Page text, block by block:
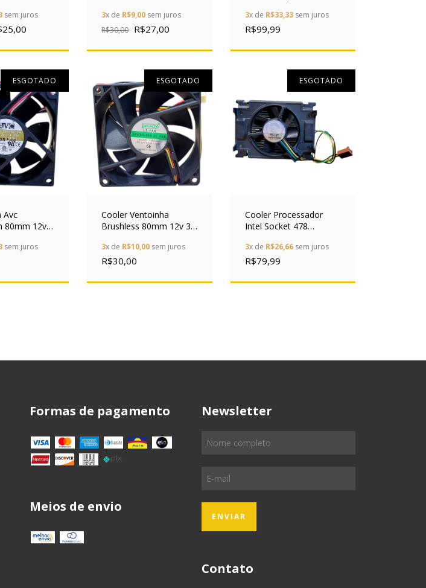
sem juros
3x de R$9,00 sem juros
R$30,00 R$27,00
0.88a
3x de R$33,33sem juros
R$99,99
ESGOTADO
Avc
80mm 12v
sem juros
ESGOTADO
Cooler Ventoinha
Brushless 80mm 12v 3
3x de R$10,00 sem juros
R$30,00
ESGOTADO
Cooler Processador
Intel Socket 478
3x de R$26,66sem juros
R$79,99
Formas de pagamento
Meios de envio
Newsletter
Contato